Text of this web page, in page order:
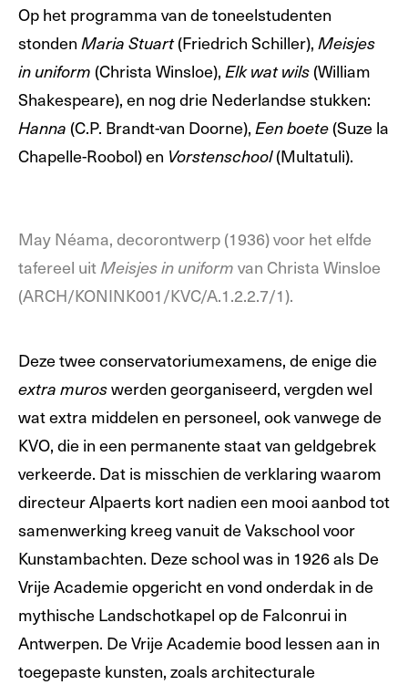
Op het programma van de toneelstudenten
stonden Maria Stuart(Friedrich Schiller), Meisjes
in uniform (Christa Winsloe), Elk wat wils (William
Shakespeare), en nog drie Nederlandse stukken:
Hanna (C.P. Brandt-van Doorne), Een boete (Suze la
Chapelle-Roobol) en Vorstenschool(Multatuli).
May Néama, decorontwerp (1936) voor het elfde
tafereel uit Meisjes in uniform van Christa Winsloe
(ARCH/KONINK001/KVC/A.1.2.2.7/1).
Deze twee conservatoriumexamens, de enige die
extra muroswerden georganiseerd, vergden wel
wat extra middelen en personeel, ook vanwege de
KVO, die in een permanente staat van geldgebrek
verkeerde. Dat is misschien de verklaring waarom
directeur Alpaerts kort nadien een mooi aanbod tot
samenwerking kreeg vanuit de Vakschool voor
Kunstambachten. Deze school was in 1926 als De
Vrije Academie opgericht en vond onderdak in de
mythische Landschotkapel op de Falconrui in
Antwerpen. De Vrije Academie bood lessen aan in
toegepaste kunsten, zoals architecturale